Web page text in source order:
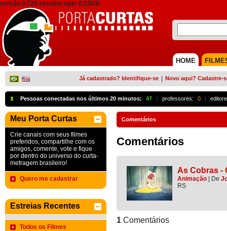
versão 0.720 session size: 0,15KB
HOME
Já cadastrado? Identifique-se Novo aqui? Cadastre-
Pessoas conectadas nos últimos 20 minutos: 47 { professores: 0 |
Meu Porta Curtas
Crie canais com seus filmes
preferidos, compartilhe com os
amigos, comente, vote e fique
por dentro do universo do curta-
metragem brasileiro!
Quero me cadastrar
Estreias Recentes
Todos os Filmes
Comentários
Comentários
As Cobras -
Animação De
RS
1 Comentários